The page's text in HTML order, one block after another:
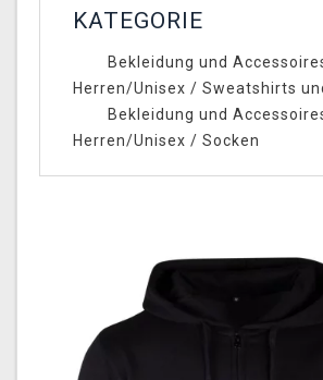
KATEGORIE
Bekleidung und
Herren/Unisex / Sweatshirts
Bekleidung und
Herren/Unisex / Socken